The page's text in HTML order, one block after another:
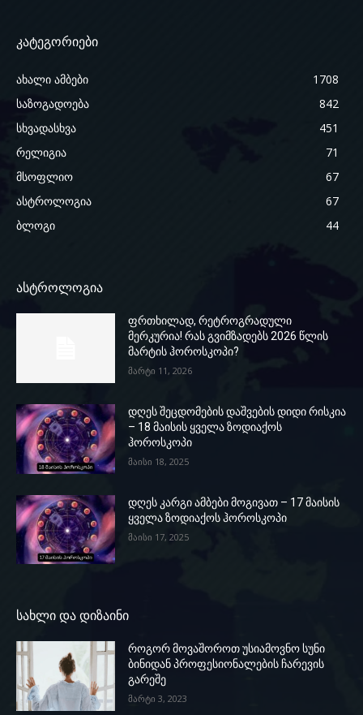
კატეგორიები
ახალი ამბები
1708
საზოგადოება
842
სხვადასხვა
451
რელიგია
71
მსოფლიო
67
ასტროლოგია
67
ბლოგი
44
ასტროლოგია
ფრთხილად, რეტროგრადული
მერკურია! რას გვიმზადებს 2026 წლის
მარტის ჰოროსკოპი?
მარტი 11, 2026
დღეს შეცდომების დაშვების დიდი რისკია
– 18 მაისის ყველა ზოდიაქოს
ჰოროსკოპი
მაისი 18, 2025
დღეს კარგი ამბები მოგივათ – 17 მაისის
ყველა ზოდიაქოს ჰოროსკოპი
მაისი 17, 2025
სახლი და დიზაინი
როგორ მოვაშოროთ უსიამოვნო სუნი
ბინიდან პროფესიონალების ჩარევის
გარეშე
მარტი 3, 2023